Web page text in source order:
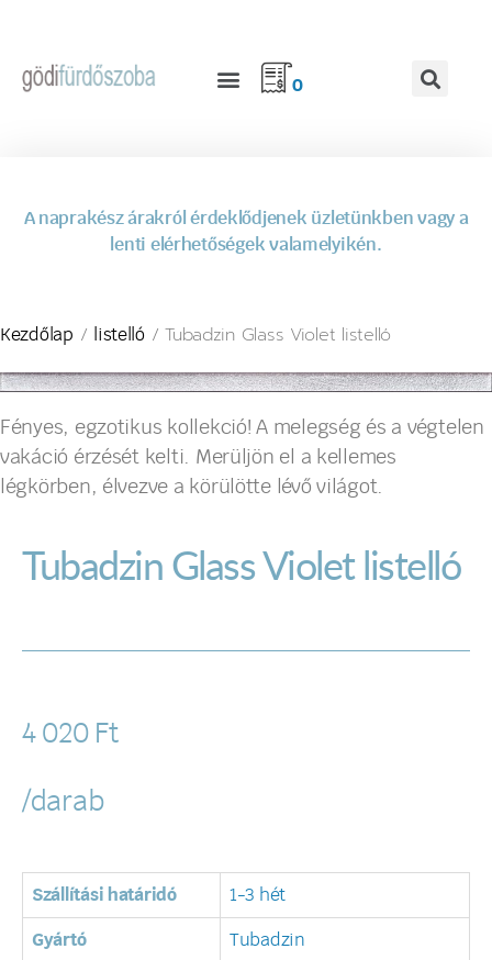
0
A naprakész árakról érdeklődjenek üzletünkben vagy a
lenti elérhetőségek valamelyikén.
Kezdőlap / listelló/ Tubadzin Glass Violet listelló
Fényes, egzotikus kollekció! A melegség és a végtelen
vakáció érzését kelti. Merüljön el a kellemes
légkörben, élvezve a körülötte lévő világot.
Tubadzin Glass Violet listelló
4 020 Ft
/darab
Szállítási határidó 1-3 hét
Gyártó Tubadzin